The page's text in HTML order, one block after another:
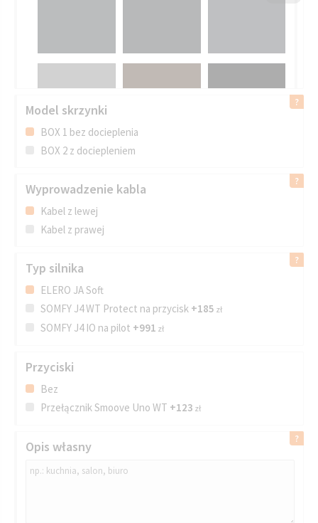
Model skrzynki
BOX 1 bez docieplenia
BOX 2 z dociepleniem
Wyprowadzenie kabla
Kabel z lewej
Kabel z prawej
Typ silnika
ELERO JA Soft
SOMFY J4 WT Protect na przycisk +185 zł
SOMFY J4 IO na pilot +991 zł
Przyciski
Bez
Przełącznik Smoove Uno WT +123 zł
Opis własny